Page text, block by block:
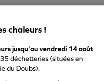
chaleurs !
jusqu'au vendredi 14 août
35 déchetteries (situées en
du Doubs).